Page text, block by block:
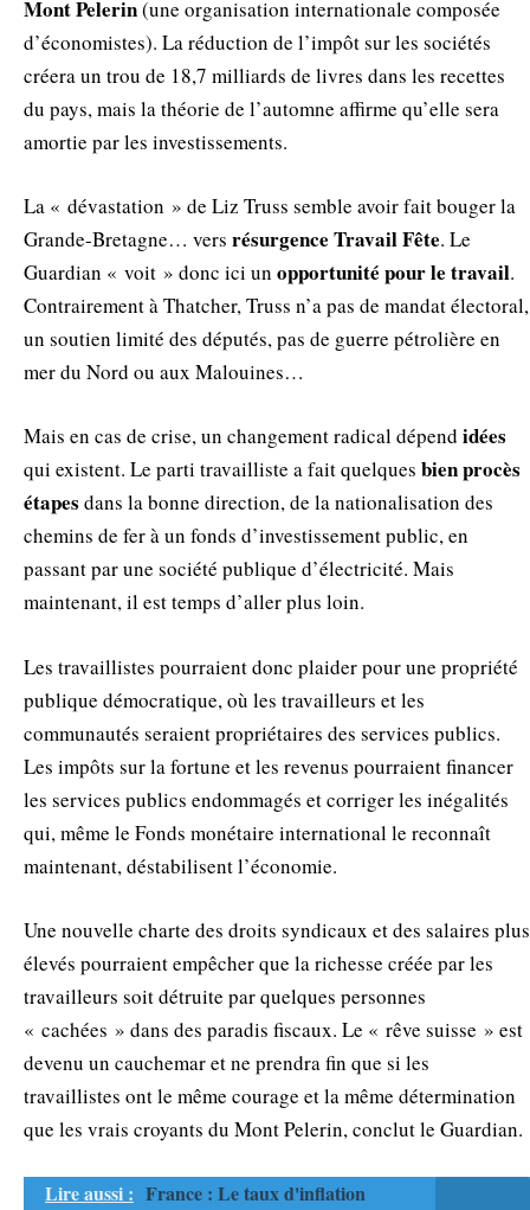
MontPelerin(une organisation internationale composée
d’économistes). La réduction de l’impôt sur les sociétés
créera un trou de 18,7 milliards de livres dans les recettes
du pays, mais la théorie de l’automne affirme qu’elle sera
amortie par les investissements.
La « dévastation » de Liz Truss semble avoir fait bouger la
Grande-Bretagne… vers résurgence TravailFête. Le
Guardian « voit » donc ici un opportunité pour le travail.
Contrairement à Thatcher, Truss n’a pas de mandat électoral,
un soutien limité des députés, pas de guerre pétrolière en
mer du Nord ou aux Malouines…
Mais en cas de crise, un changement radical dépend idées
qui existent. Le parti travailliste a fait quelques bienprocès
étapes dans la bonne direction, de la nationalisation des
chemins de fer à un fonds d’investissement public, en
passant par une société publique d’électricité. Mais
maintenant, il est temps d’aller plus loin.
Les travaillistes pourraient donc plaider pour une propriété
publique démocratique, où les travailleurs et les
communautés seraient propriétaires des services publics.
Les impôts sur la fortune et les revenus pourraient financer
les services publics endommagés et corriger les inégalités
qui, même le Fonds monétaire international le reconnaît
maintenant, déstabilisent l’économie.
Une nouvelle charte des droits syndicaux et des salaires plus
élevés pourraient empêcher que la richesse créée par les
travailleurs soit détruite par quelques personnes
« cachées » dans des paradis fiscaux. Le « rêve suisse » est
devenu un cauchemar et ne prendra fin que si les
travaillistes ont le même courage et la même détermination
que les vrais croyants du Mont Pelerin, conclut le Guardian.
Lire aussi : France : Le taux d'inflation